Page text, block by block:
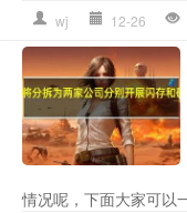
wj 12-26
情况呢，下面大家可以